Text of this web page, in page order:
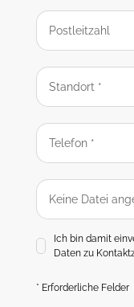
Ich bin damit
Daten zu
* Erforderliche Felder